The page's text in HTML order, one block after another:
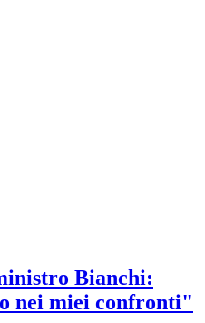
Bianchi:
nei miei confronti"